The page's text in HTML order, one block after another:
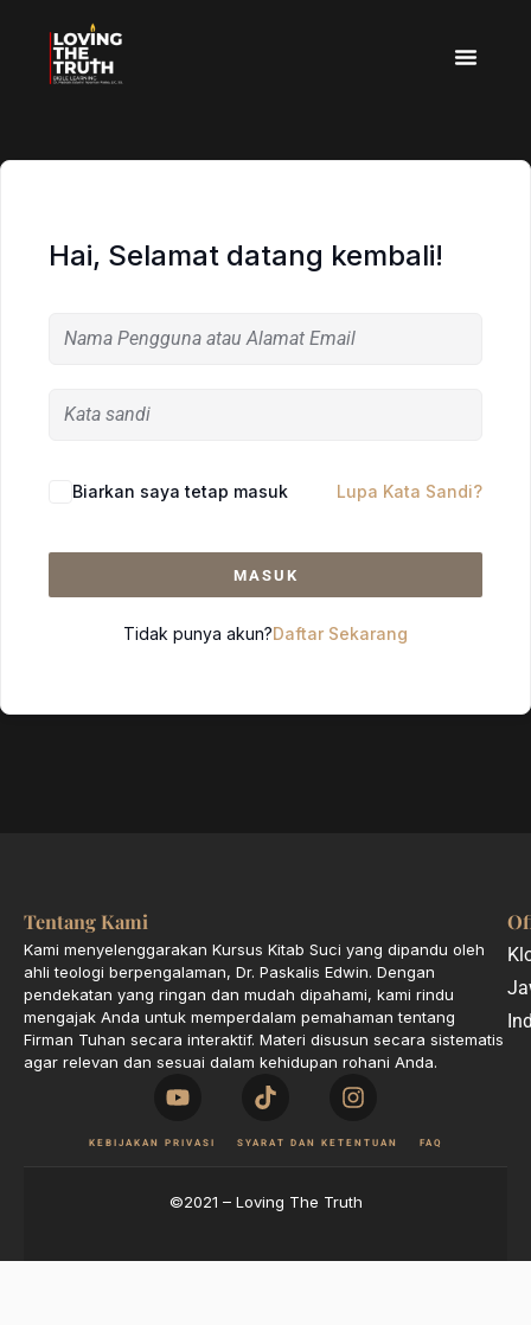
Hai, Selamat datang kembali!
Biarkan saya tetap masuk Lupa Kata Sandi?
MASUK
Tidak punya akun?Daftar Sekarang
Tentang Kami
Kami menyelenggarakan Kursus Kitab Suci yang dipandu oleh
ahli teologi berpengalaman, Dr. Paskalis Edwin. Dengan
pendekatan yang ringan dan mudah dipahami, kami rindu
mengajak Anda untuk memperdalam pemahaman tentang
Firman Tuhan secara interaktif. Materi disusun secara sistematis
agar relevan dan sesuai dalam kehidupan rohani Anda.
KEBIJAKAN PRIVASI SYARAT DAN KETENTUAN FAQ
©2021 – Loving The Truth